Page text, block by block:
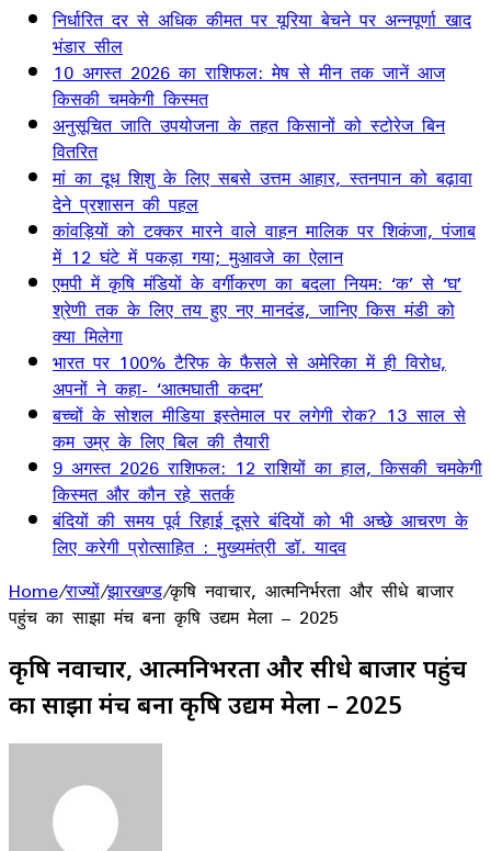
निर्धारित दर से अधिक कीमत पर यूरिया बेचने पर अन्नपूर्णा खाद
भंडार सील
10 अगस्त 2026 का राशिफल: मेष से मीन तक जानें आज
किसकी चमकेगी किस्मत
अनुसूचित जाति उपयोजना के तहत किसानों को स्टोरेज बिन
वितरित
मां का दूध शिशु के लिए सबसे उत्तम आहार, स्तनपान को बढ़ावा
देने प्रशासन की पहल
कांवड़ियों को टक्कर मारने वाले वाहन मालिक पर शिकंजा, पंजाब
में 12 घंटे में पकड़ा गया; मुआवजे का ऐलान
एमपी में कृषि मंडियों के वर्गीकरण का बदला नियम: ‘क’ से ‘घ’
श्रेणी तक के लिए तय हुए नए मानदंड, जानिए किस मंडी को
क्या मिलेगा
भारत पर 100% टैरिफ के फैसले से अमेरिका में ही विरोध,
अपनों ने कहा- ‘आत्मघाती कदम’
बच्चों के सोशल मीडिया इस्तेमाल पर लगेगी रोक? 13 साल से
कम उम्र के लिए बिल की तैयारी
9 अगस्त 2026 राशिफल: 12 राशियों का हाल, किसकी चमकेगी
किस्मत और कौन रहे सतर्क
बंदियों की समय पूर्व रिहाई दूसरे बंदियों को भी अच्छे आचरण के
लिए करेगी प्रोत्साहित : मुख्यमंत्री डॉ. यादव
Home/राज्यों/झारखण्ड/कृषि नवाचार, आत्मनिर्भरता और सीधे बाजार
पहुंच का साझा मंच बना कृषि उद्यम मेला – 2025
कृषि नवाचार, आत्मनिर्भरता और सीधे बाजार पहुंच
का साझा मंच बना कृषि उद्यम मेला – 2025